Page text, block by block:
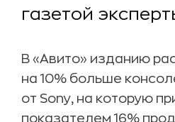
газетой
В «Авито» изданию
на 10% больше
от Sony, на которую
показателем 16%